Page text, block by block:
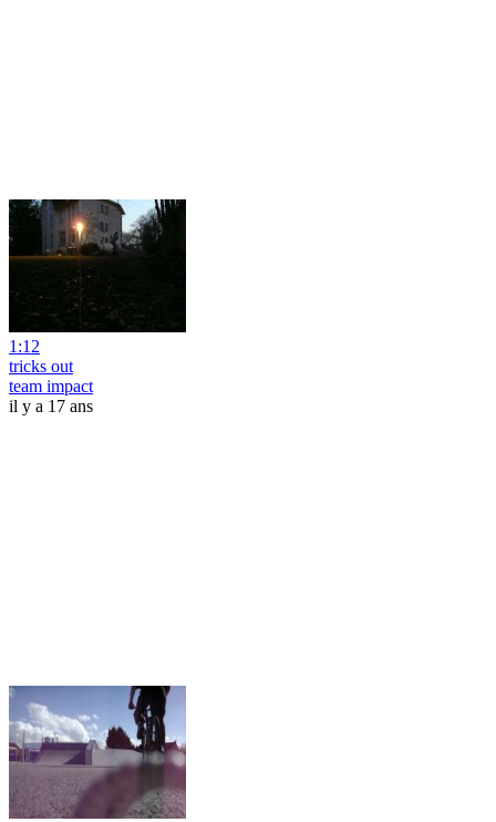
1:12
tricks out
team impact
il y a 17 ans